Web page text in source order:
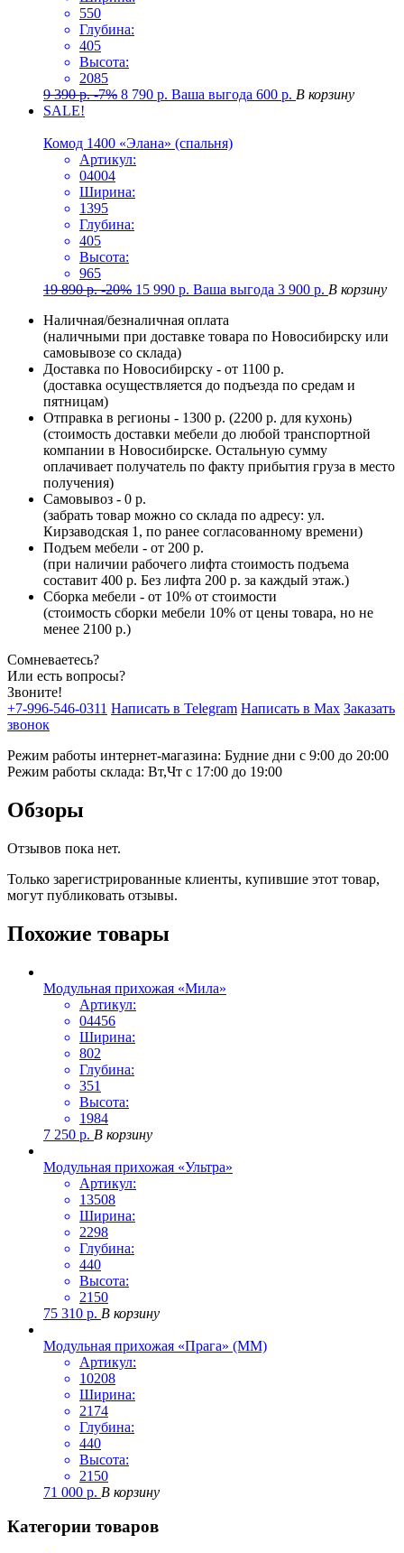
550
Глубина:
405
Высота:
2085
9 390р. -7% 8 790 р. Ваша выгода 600 р. В корзину
SALE!
Комод 1400 «Элана» (спальня)
Артикул:
04004
Ширина:
1395
Глубина:
405
Высота:
965
19 890р. -20% 15 990 р. Ваша выгода 3 900 р. В корзину
Наличная/безналичная оплата
(наличными при доставке товара по Новосибирску или
самовывозе со склада)
Доставка по Новосибирску - от 1100 р.
(доставка осуществляется до подъезда по средам и
пятницам)
Отправка в регионы - 1300 р. (2200 р. для кухонь)
(стоимость доставки мебели до любой транспортной
компании в Новосибирске. Остальную сумму
оплачивает получатель по факту прибытия груза в место
получения)
Самовывоз - 0 р.
(забрать товар можно со склада по адресу: ул.
Кирзаводская 1, по ранее согласованному времени)
Подъем мебели - от 200 р.
(при наличии рабочего лифта стоимость подъема
составит 400 р. Без лифта 200 р. за каждый этаж.)
Сборка мебели - от 10% от стоимости
(стоимость сборки мебели 10% от цены товара, но не
менее 2100 р.)
Сомневаетесь?
Или есть вопросы?
Звоните!
+7-996-546-0311 Написать в Telegram Написать в Max Заказать
звонок
Режим работы интернет-магазина: Будние дни с 9:00 до 20:00
Режим работы склада: Вт,Чт с 17:00 до 19:00
Обзоры
Отзывов пока нет.
Только зарегистрированные клиенты, купившие этот товар,
могут публиковать отзывы.
Похожие товары
Модульная прихожая «Мила»
Артикул:
04456
Ширина:
802
Глубина:
351
Высота:
1984
7 250 р. В корзину
Модульная прихожая «Ультра»
Артикул:
13508
Ширина:
2298
Глубина:
440
Высота:
2150
75 310 р. В корзину
Модульная прихожая «Прага» (ММ)
Артикул:
10208
Ширина:
2174
Глубина:
440
Высота:
2150
71 000 р. В корзину
Категории товаров